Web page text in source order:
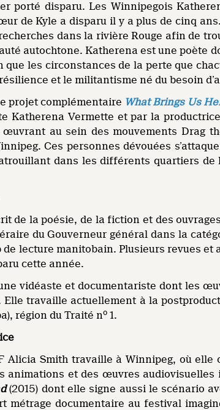
porté disparu. Les Winnipegois
de Kyle a disparu il y a plus de cinq
dans la rivière Rouge afin de
autochtone. Katherena est une poète
que les circonstances de la perte que
et le militantisme né du besoin
projet complémentaire What Brings Us
Katherena Vermette et par la
au sein des mouvements Drag
Ces personnes dévouées
dans les différents quartiers
de la poésie, de la fiction et des
du Gouverneur général dans la
de lecture manitobain. Plusieurs revues
cette année.
vidéaste et documentariste dont les
Elle travaille actuellement à la
région du Traité no 1.
Alicia Smith travaille à Winnipeg, où
animations et des œuvres
(2015) dont elle signe aussi le scénario
métrage documentaire au festival